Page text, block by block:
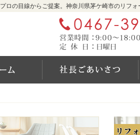
プロの目線からご提案。神奈川県茅ケ崎市のリフォ